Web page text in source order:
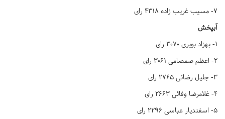
۷- مسیب غریب زاده ۴۳۱۸ رای
آبپخش
۱- بهزاد بویری ۳۰۷۰ رای
۲- اعظم صمصامی ۳۰۶۱ رای
۳- جلیل رضائی ۲۷۶۵ رای
۴- غلامرضا وفائی ۲۶۶۳ رای
۵- اسفندیار عباسی ۲۲۹۶ رای